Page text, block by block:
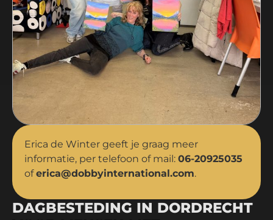
DAGBESTEDING IN DORDRECHT
Erica de Winter geeft je graag meer
informatie, per telefoon of mail: 06-20925035
oferica@dobbyinternational.com.